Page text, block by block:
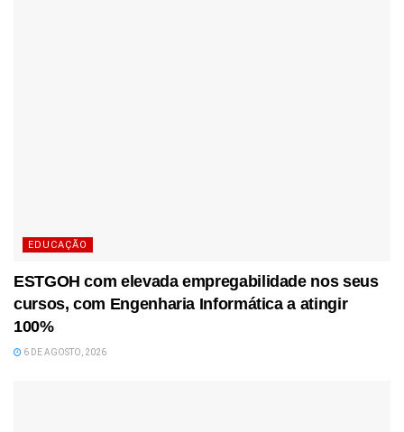
EDUCAÇÃO
ESTGOH com elevada empregabilidade nos seus
cursos, com Engenharia Informática a atingir
100%
6 DE AGOSTO, 2026